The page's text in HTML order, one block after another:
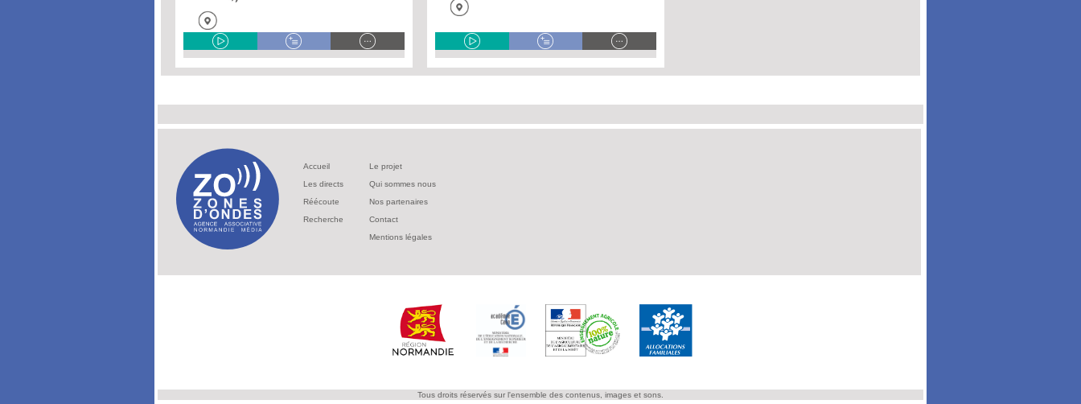
Accueil
Les directs
Réécoute
Recherche
Le projet
Qui sommes nous
Nos partenaires
Contact
Mentions légales
Tous droits réservés sur l'ensemble des contenus, images et sons.